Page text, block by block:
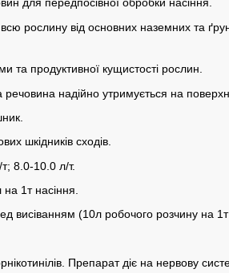
для передпосівної обробки насіння.
рослину від основних наземних та
та продуктивної кущистості рослин.
надійно утримується на
шкідників сходів.
8.0-10.0 л/т.
1т насіння.
висіванням (10л робочого розчину на
Препарат діє на нервову